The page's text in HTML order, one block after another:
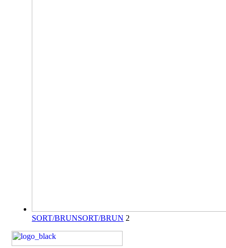
SORT/BRUNSORT/BRUN 2